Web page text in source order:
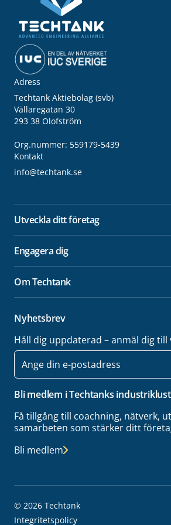
Adress
Techtank Aktiebolag (svb)
Vällaregatan 30
293 38 Olofström
Org.nummer: 559179-5439
Kontakt
info@techtank.se
Utveckla ditt företag
Engagera dig
Om Techtank
Nyhetsbrev
Håll dig uppdaterad – anmäl dig
E-
post
Bli medlem i Techtanks
Få tillgång till coachning, nätverk,
samarbeten som stärker ditt
Bli medlem
© 2026 Techtank
Integritetspolicy